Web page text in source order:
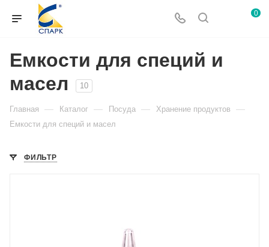
0
Емкости для специй и
масел
10
Главная — Каталог — Посуда — Хранение продуктов —
Емкости для специй и масел
ФИЛЬТР